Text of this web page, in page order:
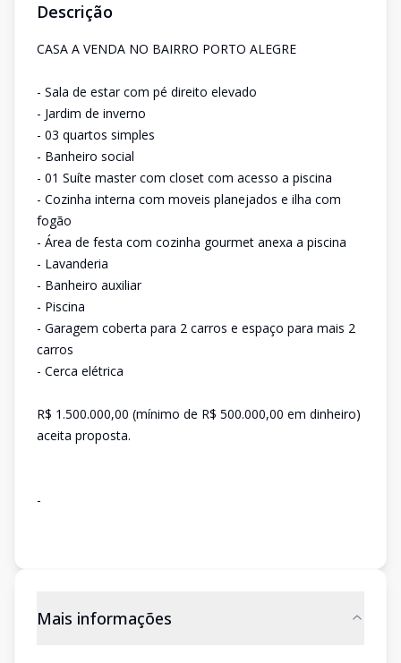
Descrição
CASA A VENDA NO BAIRRO PORTO ALEGRE
- Sala de estar com pé direito elevado
- Jardim de inverno
- 03 quartos simples
- Banheiro social
- 01 Suíte master com closet com acesso a piscina
- Cozinha interna com moveis planejados e ilha com
fogão
- Área de festa com cozinha gourmet anexa a piscina
- Lavanderia
- Banheiro auxiliar
- Piscina
- Garagem coberta para 2 carros e espaço para mais 2
carros
- Cerca elétrica
R$ 1.500.000,00 (mínimo de R$ 500.000,00 em dinheiro)
aceita proposta.
-
Mais informações